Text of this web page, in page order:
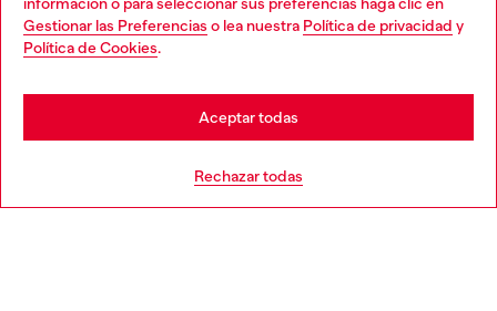
Gestionar las Preferencias o lea nuestra Política de privacidad y
Política de Cookies.
Rechazar todas
Aceptar todas
You are currently browsing España website, but it seems you
may be based in United States